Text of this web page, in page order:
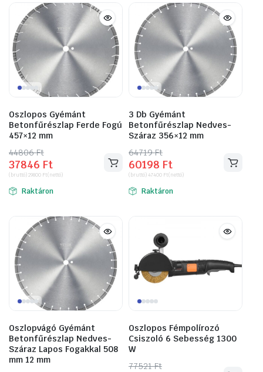
Oszlopos Gyémánt
Betonfűrészlap Ferde Fogú
457×12 mm
44806Ft
Original
price
was:
44806 Ft.
37846 Ft
Current
price
is:
37846 Ft.
(bruttó)29800 Ft(nettó)
Raktáron
3 Db Gyémánt
Betonfűrészlap Nedves-
Száraz 356×12 mm
64719Ft
Original
price
was:
64719 Ft.
60198 Ft
Current
price
is:
60198 Ft.
(bruttó) 47400 Ft(nettó)
Raktáron
Oszlopvágó Gyémánt
Betonfűrészlap Nedves-
Száraz Lapos Fogakkal 508
mm 12 mm
Oszlopos Fémpolírozó
Csiszoló 6 Sebesség 1300
W
77521Ft
Original
Current